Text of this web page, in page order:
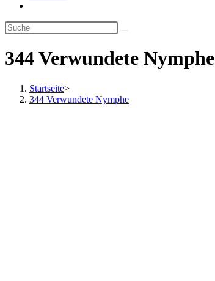
umschalten
344 Verwundete Nymphe
Startseite>
344 Verwundete Nymphe